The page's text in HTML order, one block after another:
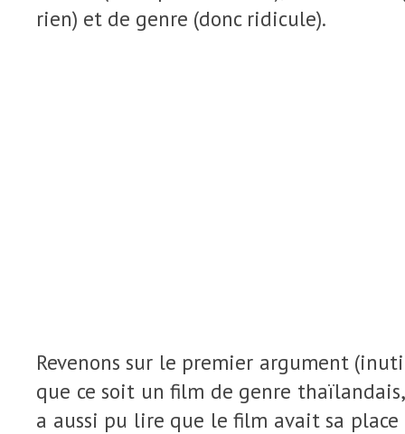
rien) et de genre (donc ridicule).
Revenons sur le premier argument
que ce soit un film de genre
a aussi pu lire que le film avait sa